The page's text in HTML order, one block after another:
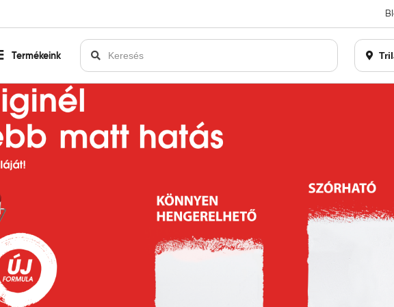
Termékeink
Webshopunk hamarosan bezárásra kerül. Kérjük, új rendelést már ne adjon le.